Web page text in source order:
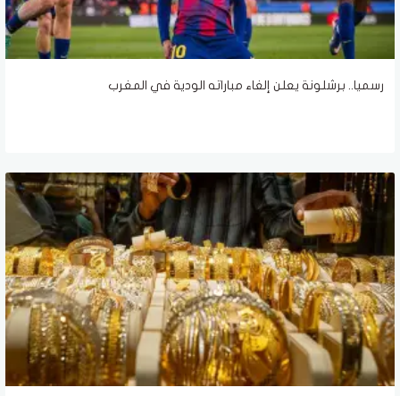
رسميا.. برشلونة يعلن إلغاء مباراته الودية في المغرب